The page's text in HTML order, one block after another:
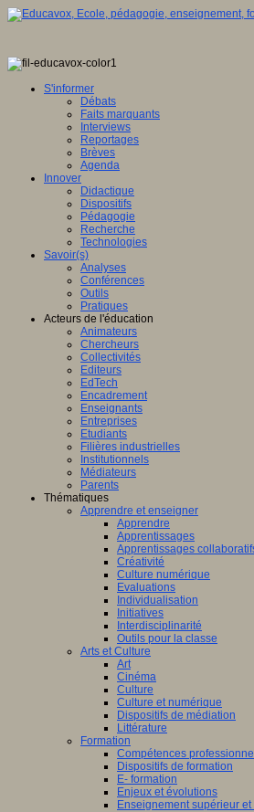
S'informer
Débats
Faits marquants
Interviews
Reportages
Brèves
Agenda
Innover
Didactique
Dispositifs
Pédagogie
Recherche
Technologies
Savoir(s)
Analyses
Conférences
Outils
Pratiques
Acteurs de l'éducation
Animateurs
Chercheurs
Collectivités
Editeurs
EdTech
Encadrement
Enseignants
Entreprises
Etudiants
Filières industrielles
Institutionnels
Médiateurs
Parents
Thématiques
Apprendre et enseigner
Apprendre
Apprentissages
Apprentissages
Créativité
Culture numérique
Evaluations
Individualisation
Initiatives
Interdisciplinarité
Outils pour la classe
Arts et Culture
Art
Cinéma
Culture
Culture et numérique
Dispositifs de médiation
Littérature
Formation
Compétences
Dispositifs de formation
E- formation
Enjeux et évolutions
Enseignement supérieur